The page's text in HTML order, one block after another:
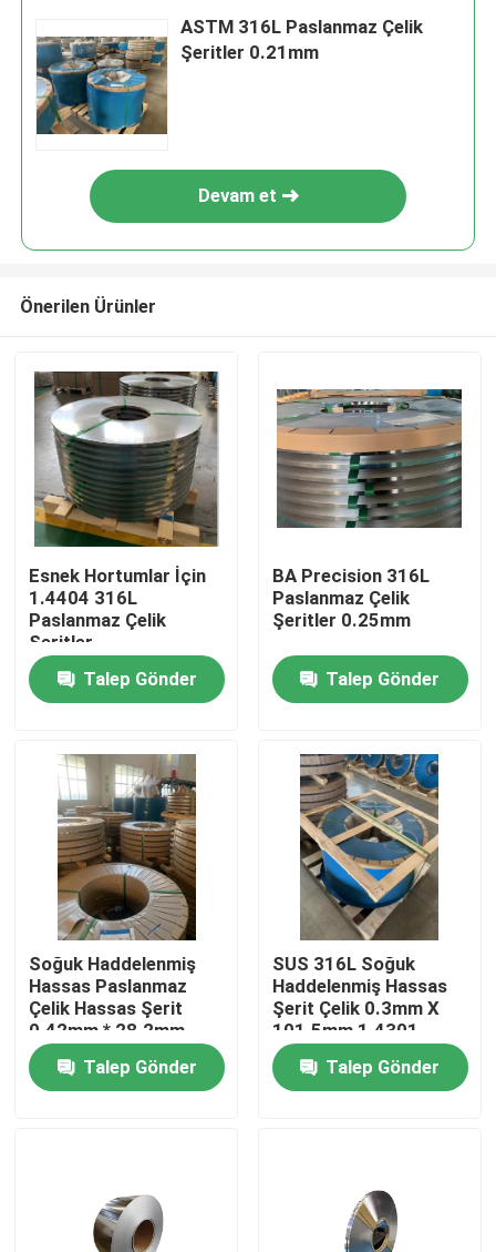
Ev
Ürün:% s
videolar
Hakkımızda
Fabrika turu
Kalite kontrol
Bize Ulaşın
316L Paslanmaz Çelik Şeritler
ASTM 316L Paslanmaz Çelik
Şeritler 0.21mm
Devam et
Önerilen Ürünler
Esnek Hortumlar İçin
1.4404 316L
Paslanmaz Çelik
Şeritler
Talep Gönder
BA Precision 316L
Paslanmaz Çelik
Şeritler 0.25mm
Talep Gönder
Soğuk Haddelenmiş
Hassas Paslanmaz
Çelik Hassas Şerit
0.42mm * 28.2mm
Talep Gönder
SUS 316L Soğuk
Haddelenmiş Hassas
Şerit Çelik 0.3mm X
101.5mm 1.4301
Paslanmaz Çelik Sac
Talep Gönder